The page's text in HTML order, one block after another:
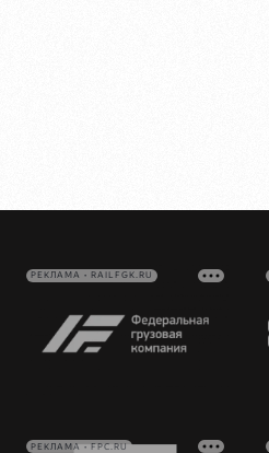
РЕКЛАМА • RAILFGK.RU
РЕКЛАМА • FPC.RU